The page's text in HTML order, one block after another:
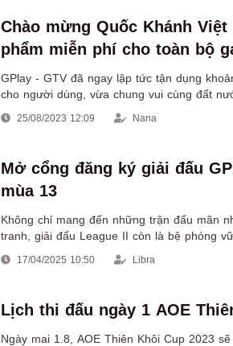
Chào mừng Quốc Khánh
phẩm miễn phí cho toàn bộ
GPlay - GTV đã ngay lập tức tận dụng
cho người dùng, vừa chung vui cùng đất
nhận các vật phẩm khủng trên nền tảng.
25/08/2023 12:09 Nana
Mở cổng đăng ký giải đấu
mùa 13
Không chỉ mang đến những trận đấu mãn
tranh, giải đấu League II còn là bệ phóng
năng trẻ tỏa sáng và vươn mình.
17/04/2025 10:50 Libra
Lịch thi đấu ngày 1 AOE
Ngày mai 1.8, AOE Thiên Khôi Cup 2023